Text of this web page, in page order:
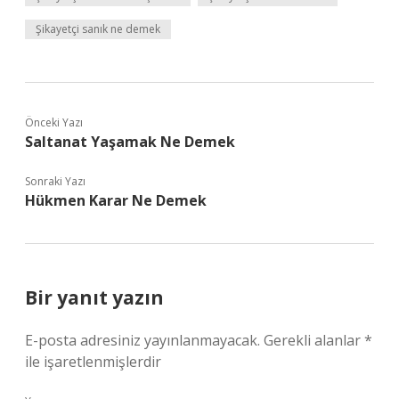
Şikayetçi sanık ne demek
Önceki Yazı
Saltanat Yaşamak Ne Demek
Sonraki Yazı
Hükmen Karar Ne Demek
Bir yanıt yazın
E-posta adresiniz yayınlanmayacak. Gerekli alanlar*
ile işaretlenmişlerdir